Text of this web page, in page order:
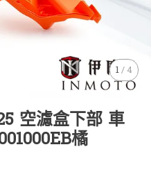
1/4
空濾盒下部 車
橘